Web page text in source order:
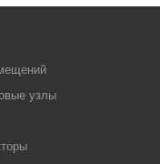
узлы